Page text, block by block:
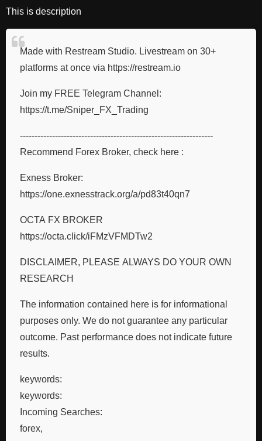
This is description
Made with Restream Studio. Livestream on 30+
platforms at once via https://restream.io
Join my FREE Telegram Channel:
https://t.me/Sniper_FX_Trading
------------------------------------------------------------------
Recommend Forex Broker, check here :
Exness Broker:
https://one.exnesstrack.org/a/pd83t40qn7
OCTA FX BROKER
https://octa.click/iFMzVFMDTw2
DISCLAIMER, PLEASE ALWAYS DO YOUR OWN
RESEARCH
The information contained here is for informational
purposes only. We do not guarantee any particular
outcome. Past performance does not indicate future
results.
keywords:
keywords:
Incoming Searches:
forex,